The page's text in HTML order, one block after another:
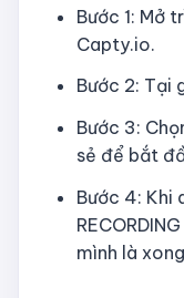
Bước 1: Mở
Capty.io.
Bước 2: Tại
Bước 3:
sẻ để bắt
Bước 4: Khi
mình là